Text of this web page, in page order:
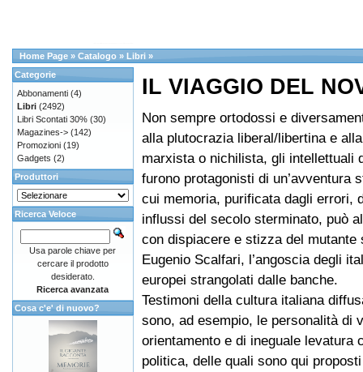
Home Page » Catalogo » Libri »
IL VIAGGIO DEL
Non sempre ortodossi e
alla plutocrazia liberal/libertina e
marxista o nichilista, gli intellettuali
furono protagonisti di un’avventura
cui memoria, purificata dagli errori,
influssi del secolo sterminato, può
con dispiacere e stizza del mutante
Eugenio Scalfari, l’angoscia degli
europei strangolati dalle banche.
Testimoni della cultura italiana
sono, ad esempio, le personalità di
orientamento e di ineguale levatura
politica, delle quali sono qui
Categorie
Abbonamenti (4)
Libri (2492)
Libri Scontati 30% (30)
Magazines-> (142)
Promozioni (19)
Gadgets (2)
Produttori
Ricerca Veloce
Usa parole chiave per
cercare il prodotto
desiderato.
Ricerca avanzata
Cosa c'e' di nuovo?